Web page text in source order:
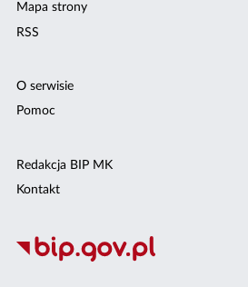
Mapa strony
RSS
O serwisie
Pomoc
Redakcja BIP MK
Kontakt